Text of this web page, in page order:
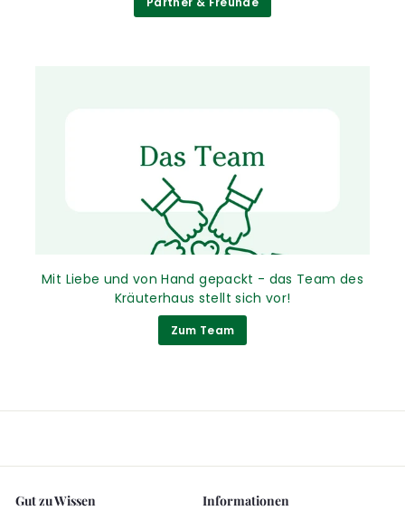
Mit Liebe und von Hand gepackt - das Team des
Kräuterhaus stellt sich vor!
Zum Team
Gut zu Wissen
Informationen